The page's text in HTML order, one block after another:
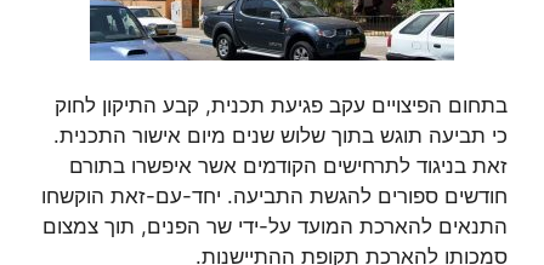
בתחום הפיצויים עקב פגיעת תכנית, קבע התיקון לחוק
כי תביעה תוגש בתוך שלוש שנים מיום אישור התכנית.
זאת בניגוד לתרחישים הקודמים אשר איפשרו בתורם
חודשים ספורים להגשת התביעה. יחד-עם-זאת הוקשחו
התנאים להארכת המועד על-ידי שר הפנים, תוך צמצום
סמכותו להארכת תקופת ההתיישנות.